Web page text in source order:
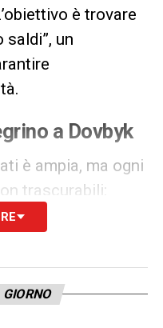
è trovare
saldi”, un
a Dovbyk
è ampia, ma ogni
trascurabili:
Con 8 gol
il club ducale lo valuta
alcuna intenzione di
nonostante i buoni